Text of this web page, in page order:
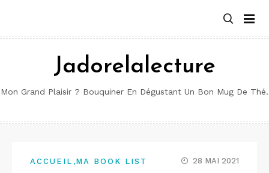
contenu
Jadorelalecture
Mon Grand Plaisir ? Bouquiner En Dégustant Un Bon Mug De Thé.
ACCUEIL ,MA BOOK LIST 28 MAI 2021